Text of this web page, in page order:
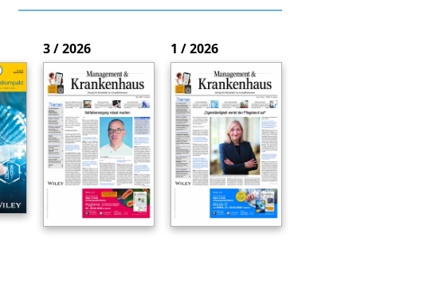
3 / 2026 1 / 2026